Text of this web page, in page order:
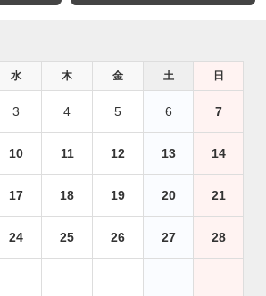
水 木 金 土 日
3 4 5 6 7
10 11 12 13 14
17 18 19 20 21
24 25 26 27 28